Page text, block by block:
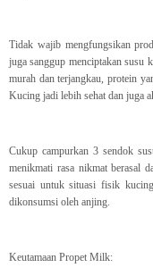
Tidak wajib mengfungsikan
juga sanggup menciptakan susu
murah dan terjangkau, protein
Kucing jadi lebih sehat dan juga
Cukup campurkan 3 sendok
menikmati rasa nikmat berasal
sesuai untuk situasi fisik
dikonsumsi oleh anjing.
Keutamaan Propet Milk: